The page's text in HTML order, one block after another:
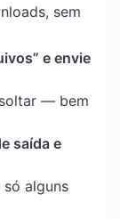
sem
e envie
— bem
saída e
alguns